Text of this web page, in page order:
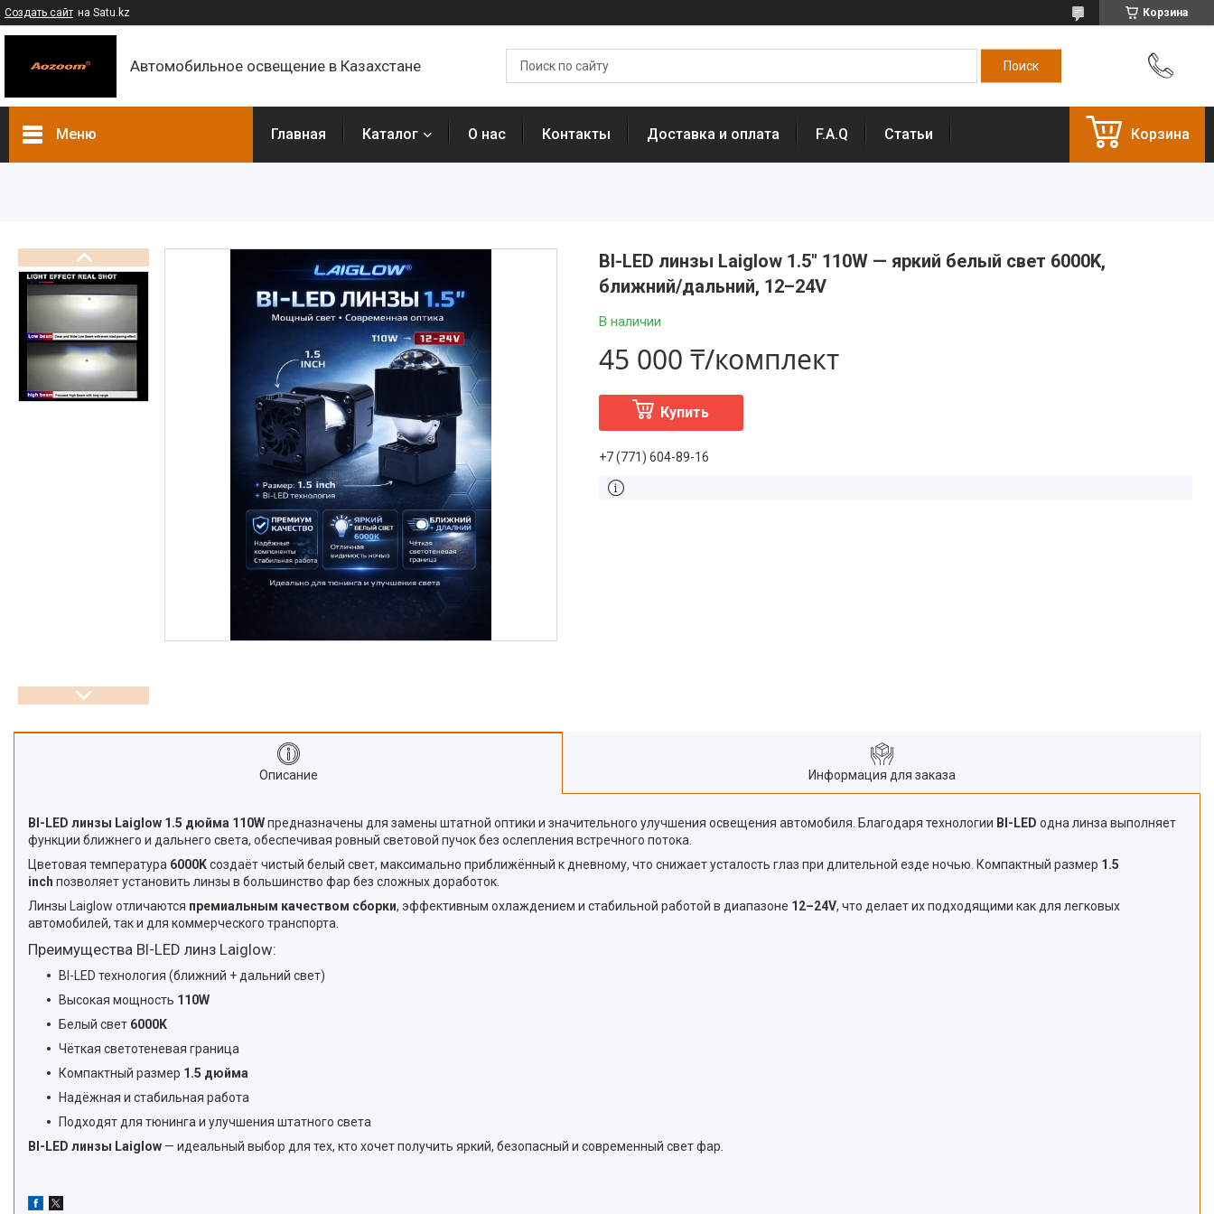
Создать сайт на Satu.kz Корзина
Автомобильное освещение в Казахстане
Меню
Доставка и оплата
Главная Каталог О нас Контакты Доставка и оплата F.A.Q Статьи Корзина
BI-LED линзы Laiglow 1.5″ 110W — яркий белый свет 6000K,
ближний/дальний, 12–24V
В наличии
45 000 ₸/комплект
Купить
+7 (771) 604-89-16
Описание Информация для заказа
BI-LED линзы Laiglow 1.5 дюйма 110Wпредназначены для замены штатной оптики и значительного улучшения освещения автомобиля. Благодаря технологии BI-LED одна линза выполняет
функции ближнего и дальнего света, обеспечивая ровный световой пучок без ослепления встречного потока.
Цветовая температура 6000Kсоздаёт чистый белый свет, максимально приближённый к дневному, что снижает усталость глаз при длительной езде ночью. Компактный размер 1.5
inch позволяет установить линзы в большинство фар без сложных доработок.
Линзы Laiglow отличаются премиальным качеством сборки, эффективным охлаждением и стабильной работой в диапазоне 12–24V, что делает их подходящими как для легковых
автомобилей, так и для коммерческого транспорта.
Преимущества BI-LED линз Laiglow:
BI-LED технология (ближний + дальний свет)
Высокая мощность 110W
Белый свет 6000K
Чёткая светотеневая граница
Компактный размер 1.5 дюйма
Надёжная и стабильная работа
Подходят для тюнинга и улучшения штатного света
BI-LED линзы Laiglow — идеальный выбор для тех, кто хочет получить яркий, безопасный и современный свет фар.